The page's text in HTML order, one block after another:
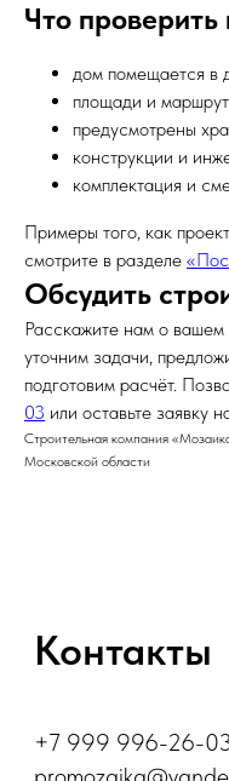
Что
дом помещается в
площади и
предусмотрены
конструкции и
комплектация и
Примеры того, как
смотрите в разделе
Обсудить
Расскажите нам о
уточним задачи,
подготовим расчёт.
03 или оставьте заявку
Строительная компания
Московской области